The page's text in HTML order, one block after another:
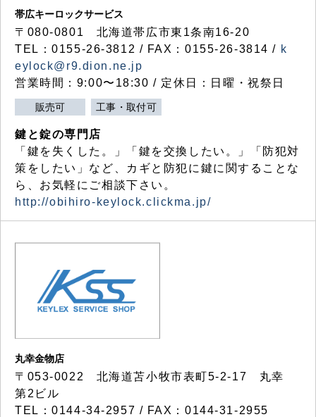
帯広キーロックサービス
〒080-0801 北海道帯広市東1条南16-20
TEL：0155-26-3812 / FAX：0155-26-3814 / k
eylock@r9.dion.ne.jp
営業時間：9:00〜18:30 / 定休日：日曜・祝祭日
販売可 工事・取付可
鍵と錠の専門店
「鍵を失くした。」「鍵を交換したい。」「防犯対
策をしたい」など、カギと防犯に鍵に関することな
ら、お気軽にご相談下さい。
http://obihiro-keylock.clickma.jp/
丸幸金物店
〒053-0022 北海道苫小牧市表町5-2-17 丸幸
第2ビル
TEL：0144-34-2957 / FAX：0144-31-2955